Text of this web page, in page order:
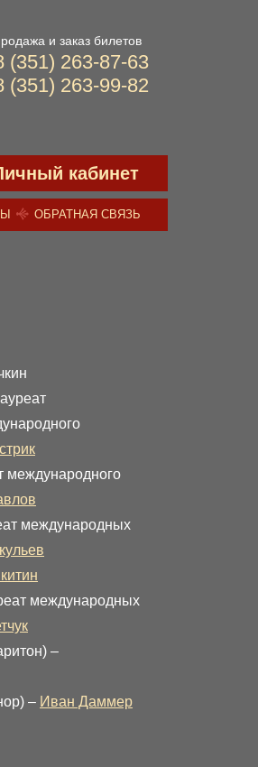
и заказ билетов
(351) 263-87-63
(351) 263-99-82
кабинет
ОБРАТНАЯ СВЯЗЬ
международного
международных
международных
–
– Иван Даммер